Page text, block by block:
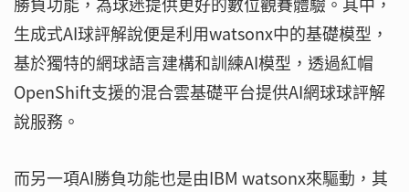
生成式AI球評解說便是利用watsonx中的基礎模型，
基於獨特的網球語言建構和訓練AI模型，透過紅帽
OpenShift支援的混合雲基礎平台提供AI網球球評解
說服務。
而另一項AI勝負功能也是由IBM watsonx來驅動，其